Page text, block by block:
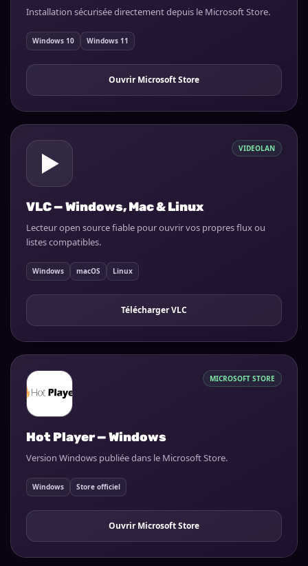
Installation sécurisée directement depuis le Microsoft Store.
Windows 10 Windows 11
Ouvrir Microsoft Store
▶ VIDEOLAN
VLC — Windows, Mac & Linux
Lecteur open source fiable pour ouvrir vos propres flux ou
listes compatibles.
Windows macOS Linux
Télécharger VLC
MICROSOFT STORE
Hot Player — Windows
Version Windows publiée dans le Microsoft Store.
Windows Store officiel
Ouvrir Microsoft Store